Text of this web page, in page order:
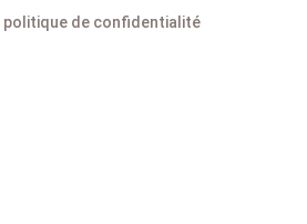
politique de confidentialité